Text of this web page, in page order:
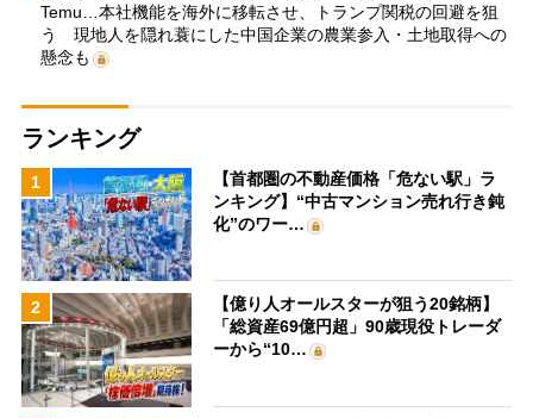
Temu…本社機能を海外に移転させ、トランプ関税の回避を狙
う 現地人を隠れ蓑にした中国企業の農業参入・土地取得への
懸念も
ランキング
1
【首都圏の不動産価格「危ない駅」ラ
ンキング】“中古マンション売れ行き鈍
化”のワー…
2
【億り人オールスターが狙う20銘柄】
「総資産69億円超」90歳現役トレーダ
ーから“10…